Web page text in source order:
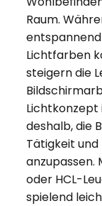
Raum.
Lichtfarben
steigern die
Lichtkonzept
deshalb, die
Tätigkeit
anzupassen.
oder HCL-
spielend